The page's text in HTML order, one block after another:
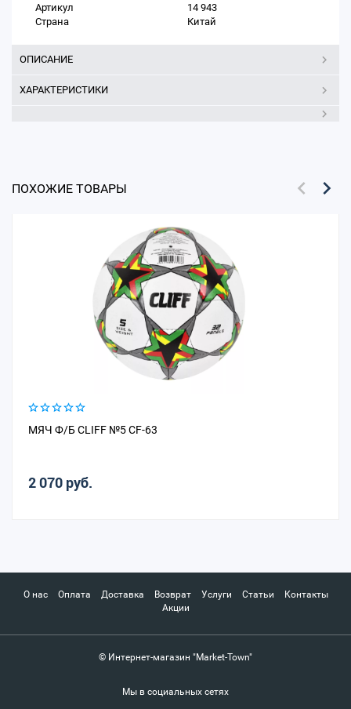
Артикул
14 943
Страна
Китай
ОПИСАНИЕ
ХАРАКТЕРИСТИКИ
ПОХОЖИЕ ТОВАРЫ
МЯЧ Ф/Б CLIFF №5 CF-63
2 070 руб.
О нас Оплата Доставка Возврат Услуги Статьи
Контакты
Акции
© Интернет-магазин "Market-Town"
Мы в социальных сетях